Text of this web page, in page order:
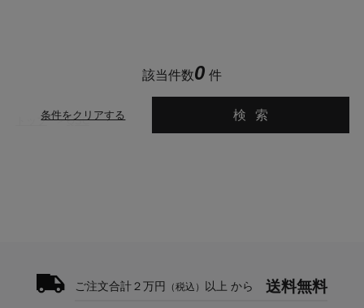
該当件数0 件
検索
条件をクリアする
トップ >QSC
ご注文合計２万円 （税込） 以上 から 送料無料